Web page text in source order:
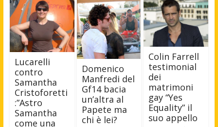
Lucarelli
contro
Samantha
Cristoforetti
:”Astro
Samantha
come una
Domenico
Manfredi del
Gf14 bacia
un’altra al
Papete ma
chi è lei?
Colin Farrell
testimonial
dei
matrimoni
gay “Yes
Equality” il
suo appello